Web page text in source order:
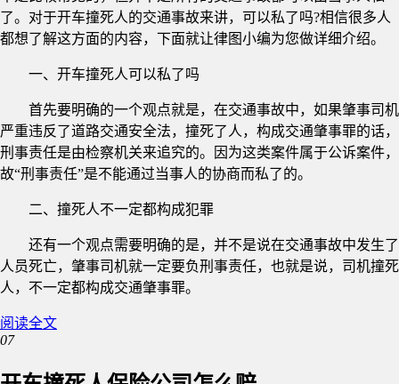
了。对于开车撞死人的交通事故来讲，可以私了吗?相信很多人
都想了解这方面的内容，下面就让律图小编为您做详细介绍。
一、开车撞死人可以私了吗
首先要明确的一个观点就是，在交通事故中，如果肇事司机
严重违反了道路交通安全法，撞死了人，构成交通肇事罪的话，
刑事责任是由检察机关来追究的。因为这类案件属于公诉案件，
故“刑事责任”是不能通过当事人的协商而私了的。
二、撞死人不一定都构成犯罪
还有一个观点需要明确的是，并不是说在交通事故中发生了
人员死亡，肇事司机就一定要负刑事责任，也就是说，司机撞死
人，不一定都构成交通肇事罪。
阅读全文
07